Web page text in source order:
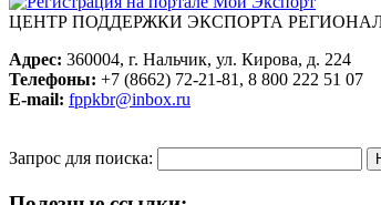
ЦЕНТР ПОДДЕРЖКИ ЭКСПОРТА
Адрес: 360004, г. Нальчик, ул. Кирова, д. 224
Телефоны: +7 (8662) 72-21-81, 8 800 222 51 07
E-mail: fppkbr@inbox.ru
Запрос для поиска: